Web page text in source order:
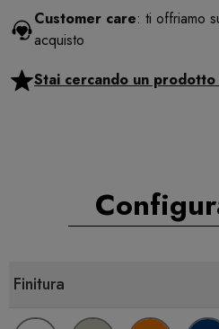
Customer care: ti offriamo
acquisto
Stai cercando un prodotto
Finitura